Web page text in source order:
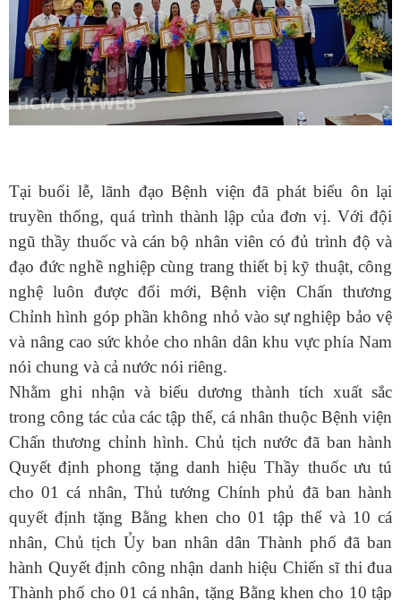
Tại buổi lễ, lãnh đạo Bệnh viện đã phát biểu ôn lại
truyền thống, quá trình thành lập của đơn vị. Với đội
ngũ thầy thuốc và cán bộ nhân viên có đủ trình độ và
đạo đức nghề nghiệp cùng trang thiết bị kỹ thuật, công
nghệ luôn được đổi mới, Bệnh viện Chấn thương
Chỉnh hình góp phần không nhỏ vào sự nghiệp bảo vệ
và nâng cao sức khỏe cho nhân dân khu vực phía Nam
nói chung và cả nước nói riêng.
Nhằm ghi nhận và biểu dương thành tích xuất sắc
trong công tác của các tập thể, cá nhân thuộc Bệnh viện
Chấn thương chỉnh hình. Chủ tịch nước đã ban hành
Quyết định phong tặng danh hiệu Thầy thuốc ưu tú
cho 01 cá nhân, Thủ tướng Chính phủ đã ban hành
quyết định tặng Bằng khen cho 01 tập thể và 10 cá
nhân, Chủ tịch Ủy ban nhân dân Thành phố đã ban
hành Quyết định công nhận danh hiệu Chiến sĩ thi đua
Thành phố cho 01 cá nhân, tặng Bằng khen cho 10 tập